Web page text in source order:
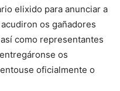
elixido para anunciar a
os gañadores
como representantes
os
oficialmente o